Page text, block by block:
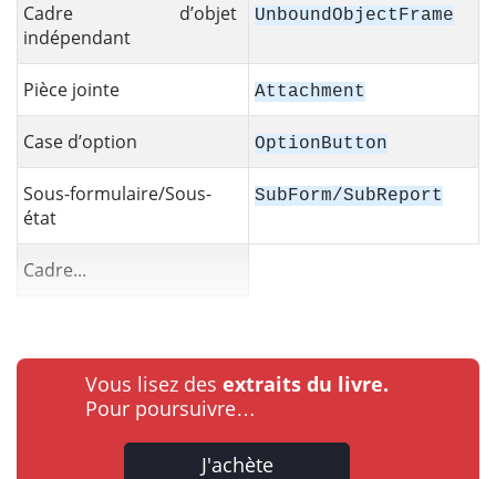
Cadre d’objet
indépendant
UnboundObjectFrame
Pièce jointe Attachment
Case d’option OptionButton
Sous-formulaire/Sous-
état
SubForm/SubReport
Cadre...
Vous lisez des extraits du livre.
Pour poursuivre…
J'achète